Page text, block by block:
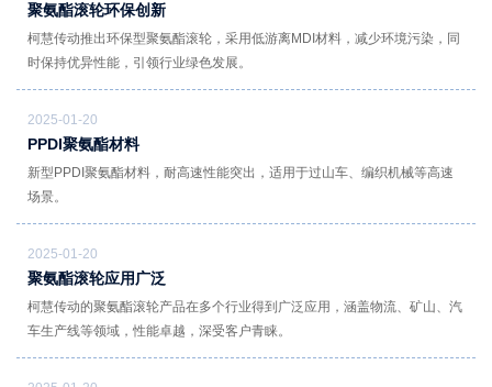
聚氨酯滚轮环保创新
柯慧传动推出环保型聚氨酯滚轮，采用低游离MDI材料，减少环境污染，同
时保持优异性能，引领行业绿色发展。
2025-01-20
PPDI聚氨酯材料
新型PPDI聚氨酯材料，耐高速性能突出，适用于过山车、编织机械等高速
场景。
2025-01-20
聚氨酯滚轮应用广泛
柯慧传动的聚氨酯滚轮产品在多个行业得到广泛应用，涵盖物流、矿山、汽
车生产线等领域，性能卓越，深受客户青睐。